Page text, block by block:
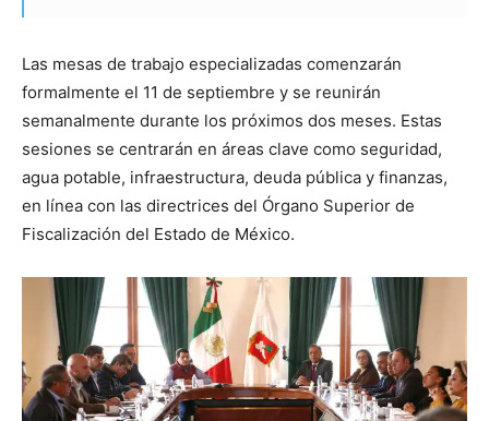
Las mesas de trabajo especializadas comenzarán
formalmente el 11 de septiembre y se reunirán
semanalmente durante los próximos dos meses. Estas
sesiones se centrarán en áreas clave como seguridad,
agua potable, infraestructura, deuda pública y finanzas,
en línea con las directrices del Órgano Superior de
Fiscalización del Estado de México.